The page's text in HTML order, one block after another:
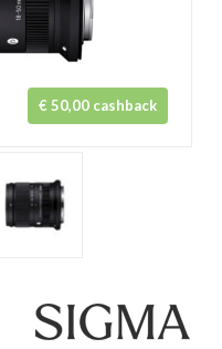
€ 50,00 cashback